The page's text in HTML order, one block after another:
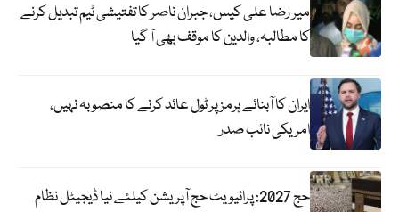
میر رضا علی کیس، جبران ناصر کا تفتیشی ٹیم تبدیل کرنے
کا مطالبہ، والدین کا موقف بھی آ گیا
ایران کا آبنائے ہرمز پر ٹول عائد کرنے کا منصوبہ نہیں،
امریکی نائب صدر
حج 2027: پرائیویٹ حج آپریشن کیلئے نیا ڈیجیٹل نظام